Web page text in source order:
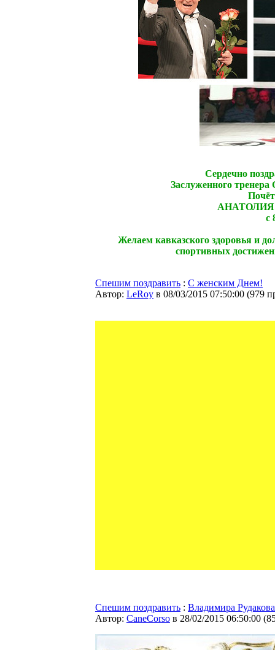
Сердечно
Заслуженного
с
Желаем кавказского здоровья и
спортивных
Спешим поздравить : С женским Днем!
Автор: LeRoy в 08/03/2015 07:50:00 (979
Спешим поздравить : Владимира
Автор: CaneCorso в 28/02/2015 06:50:00 (